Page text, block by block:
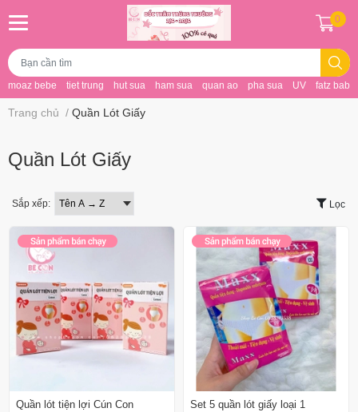
moaz bebe tiet trung hut sua ham sua quan ao pha sua UV fatz baby
0
Trang chủ / Quần Lót Giấy
Quần Lót Giấy
Sắp xếp: Lọc
Quần lót tiện lợi Cún Con Set 5 quần lót giấy loại 1